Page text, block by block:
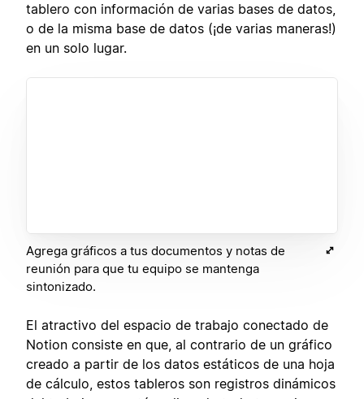
tablero con información de varias bases de datos,
o de la misma base de datos (¡de varias maneras!)
en un solo lugar.
Agrega gráficos a tus documentos y notas de
reunión para que tu equipo se mantenga
sintonizado.
El atractivo del espacio de trabajo conectado de
Notion consiste en que, al contrario de un gráfico
creado a partir de los datos estáticos de una hoja
de cálculo, estos tableros son registros dinámicos